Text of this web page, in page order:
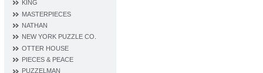
KING
MASTERPIECES
NATHAN
NEW YORK PUZZLE CO.
OTTER HOUSE
PIECES & PEACE
PUZZELMAN